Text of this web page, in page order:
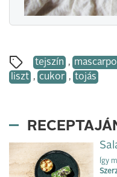
tejszín ,
liszt , cukor , tojás
Így